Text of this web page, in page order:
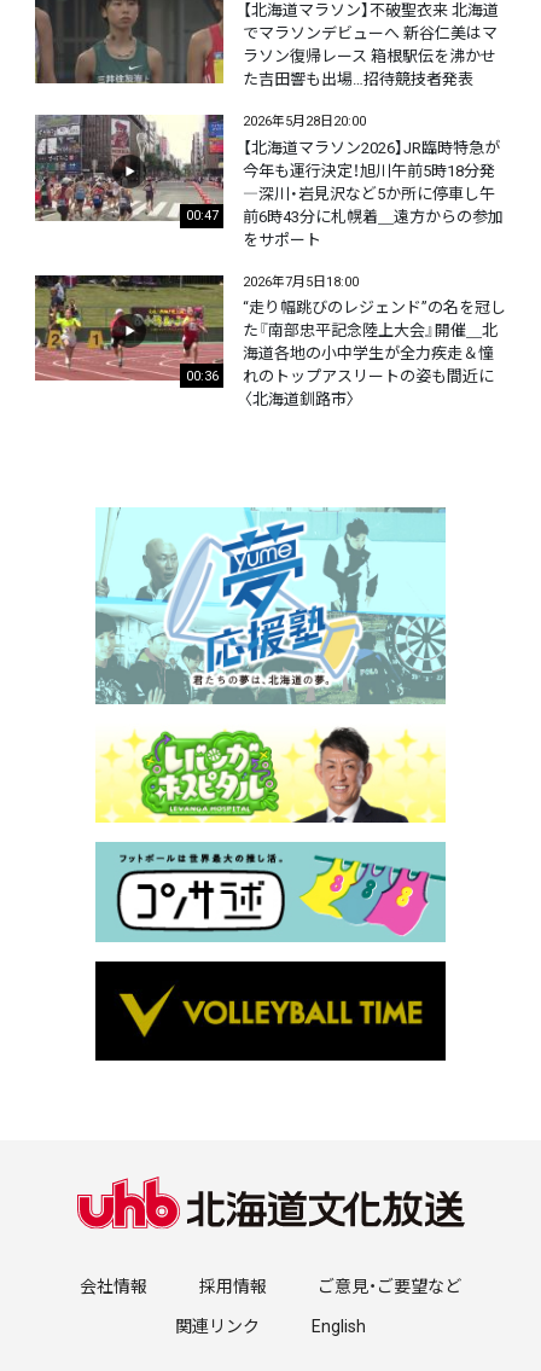
【北海道マラソン】不破聖衣来 北海道
でマラソンデビューへ 新谷仁美はマ
ラソン復帰レース 箱根駅伝を沸かせ
た吉田響も出場…招待競技者発表
00:47
2026年5月28日20:00
【北海道マラソン2026】JR臨時特急が
今年も運行決定！旭川午前5時18分発
―深川・岩見沢など5か所に停車し午
前6時43分に札幌着＿遠方からの参加
をサポート
00:36
2026年7月5日18:00
“走り幅跳びのレジェンド”の名を冠し
た『南部忠平記念陸上大会』開催＿北
海道各地の小中学生が全力疾走＆憧
れのトップアスリートの姿も間近に
〈北海道釧路市〉
会社情報 採用情報 ご意見・ご要望など
関連リンク English